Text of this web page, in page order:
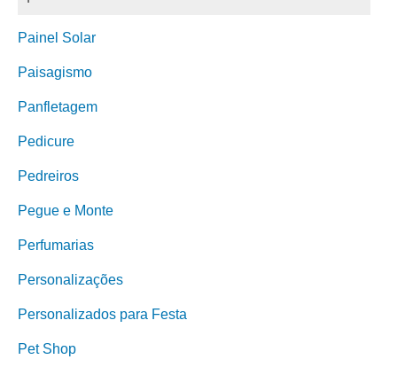
Painel Solar
Paisagismo
Panfletagem
Pedicure
Pedreiros
Pegue e Monte
Perfumarias
Personalizações
Personalizados para Festa
Pet Shop